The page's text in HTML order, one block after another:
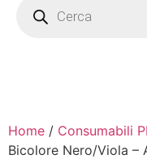
Home / Consumabili
Bicolore Nero/Viola –